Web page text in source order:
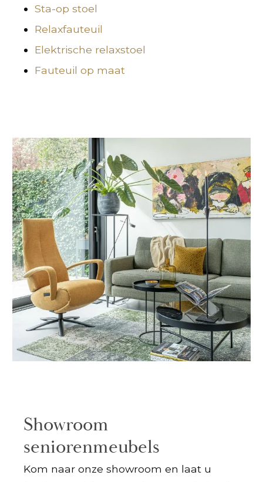
Sta-op stoel
Relaxfauteuil
Elektrische relaxstoel
Fauteuil op maat
Showroom
seniorenmeubels
Kom naar onze showroom en laat u